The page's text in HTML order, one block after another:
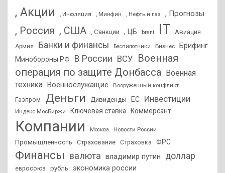
, Акции , Инфляция , Минфин , Нефть и газ , Прогнозы
, Россия , США , Санкции , ЦБ brent IT Авиация
Армия Банки и финансы Беспилотники Бизнес
Брифинг
Минобороны РФ
В России ВСУ Военная
операция по защите Донбасса
Военная
техника
Военнослужащие Вооруженный конфликт
Газпром Деньги Дивиденды ЕС Инвестиции
Индекс МосБиржи Ключевая ставка Коммерсант
Компании Москва Новости России
Промышленность Страхование Страховка ФРС
Финансы валюта владимир путин доллар
евросоюз рубль экономика россии